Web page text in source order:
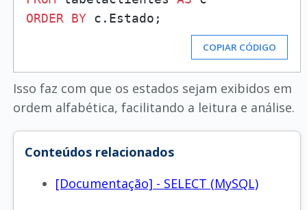
ORDER
BY
COPIAR CÓDIGO
Isso faz com que os estados sejam exibidos em
ordem alfabética, facilitando a leitura e análise.
Conteúdos relacionados
[Documentação] - SELECT (MySQL)